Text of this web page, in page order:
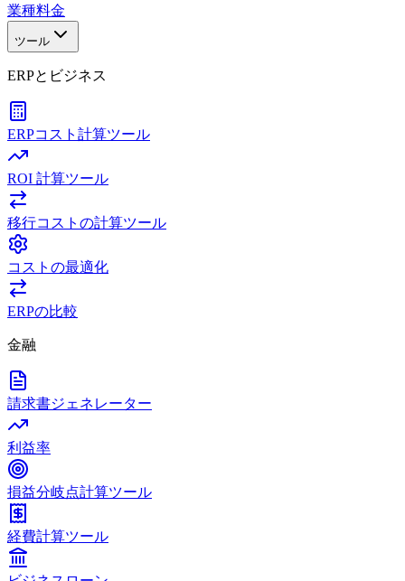
業種料金
ツール
ERPとビジネス
ERPコスト計算ツール
ROI 計算ツール
移行コストの計算ツール
コストの最適化
ERPの比較
金融
請求書ジェネレーター
利益率
損益分岐点計算ツール
経費計算ツール